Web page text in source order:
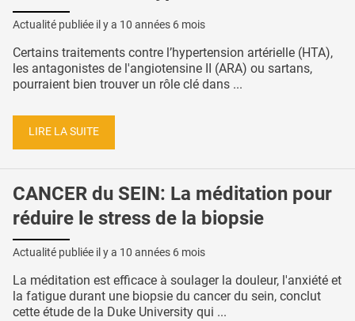
Actualité publiée il y a 10 années 6 mois
Certains traitements contre l’hypertension artérielle (HTA),
les antagonistes de l'angiotensine II (ARA) ou sartans,
pourraient bien trouver un rôle clé dans ...
LIRE LA SUITE
CANCER du SEIN: La méditation pour
réduire le stress de la biopsie
Actualité publiée il y a 10 années 6 mois
La méditation est efficace à soulager la douleur, l'anxiété et
la fatigue durant une biopsie du cancer du sein, conclut
cette étude de la Duke University qui ...